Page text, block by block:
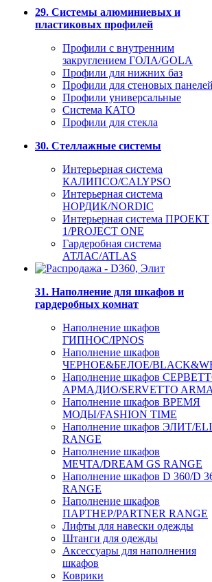
29. Системы алюминиевых и
пластиковых профилей
Профили с внутренним
закруглением ГОЛА/GOLA
Профили для нижних баз
Профили для стеновых панелей
Профили универсальные
Система КАТО
Профили для стекла
30. Стеллажные системы
Интерьерная система
КАЛИПСО/CALYPSO
Интерьерная система
НОРДИК/NORDIC
Интерьерная система ПРОЕКТ
1/PROJECT ONE
Гардеробная система
АТЛАС/ATLAS
31. Наполнение для шкафов и
гардеробных комнат
Наполнение шкафов
ГИПНОС/IPNOS
Наполнение шкафов
ЧЕРНОЕ&БЕЛОЕ/
Наполнение шкафов
АРМАДИО/SERVETTO
Наполнение шкафов ВРЕМЯ
МОДЫ/FASHION TIME
Наполнение шкафов ЭЛИТ/
RANGE
Наполнение шкафов
МЕЧТА/DREAM GS RANGE
Наполнение шкафов D 360/D
RANGE
Наполнение шкафов
ПАРТНЕР/PARTNER RANGE
Лифты для навески одежды
Штанги для одежды
Аксессуары для наполнения
шкафов
Коврики